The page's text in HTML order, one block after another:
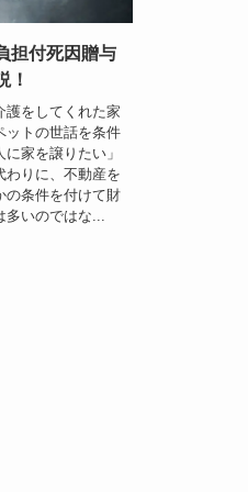
担付死因贈与
！
護をしてくれた家
ットの世話を条件
家を譲りたい」
わりに、不動産を
の条件を付けて財
いのではな...